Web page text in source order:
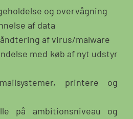
og overvågning
af data
af virus/malware
med køb af nyt udstyr
printere og
på ambitionsniveau og